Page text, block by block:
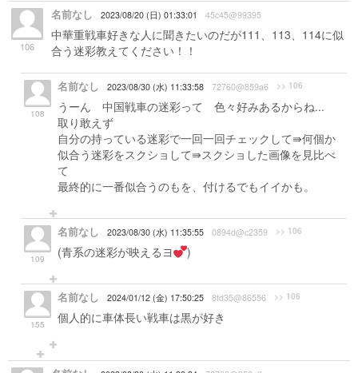
106
名前なし 2023/08/20 (日) 01:33:01 45c45@99395
中華重戦車好きな人に聞きたいのだが111、113、114に似
合う迷彩教えてください！！
108
名前なし 2023/08/30 (水) 11:33:58 72760@859a6 >> 106
うーん 中国戦車の迷彩って 色々好みあるからね...
取り敢えず
自分の持っている迷彩で一回一回チェックして⇛何個か
似合う迷彩をスクショして⇛スクショした画像を見比べ
て
最終的に一番似合うのもを、付けるでもイイかも。
109
名前なし 2023/08/30 (水) 11:35:55 0894d@c2359 >> 106
(青系の迷彩が映えるヨ )
155
名前なし 2024/01/12 (金) 17:50:25 8fd35@86556 >> 106
個人的に車体長い戦車は黒が好き